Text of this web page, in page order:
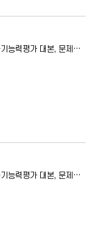
능력평가 대본, 문제지,
능력평가 대본, 문제지,